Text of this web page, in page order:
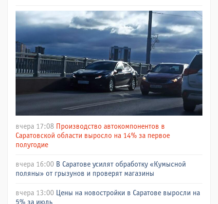
вчера 17:08 Производство автокомпонентов в
Саратовской области выросло на 14% за первое
полугодие
вчера 16:00 В Саратове усилят обработку «Кумысной
поляны» от грызунов и проверят магазины
вчера 13:00 Цены на новостройки в Саратове выросли на
5% за июль